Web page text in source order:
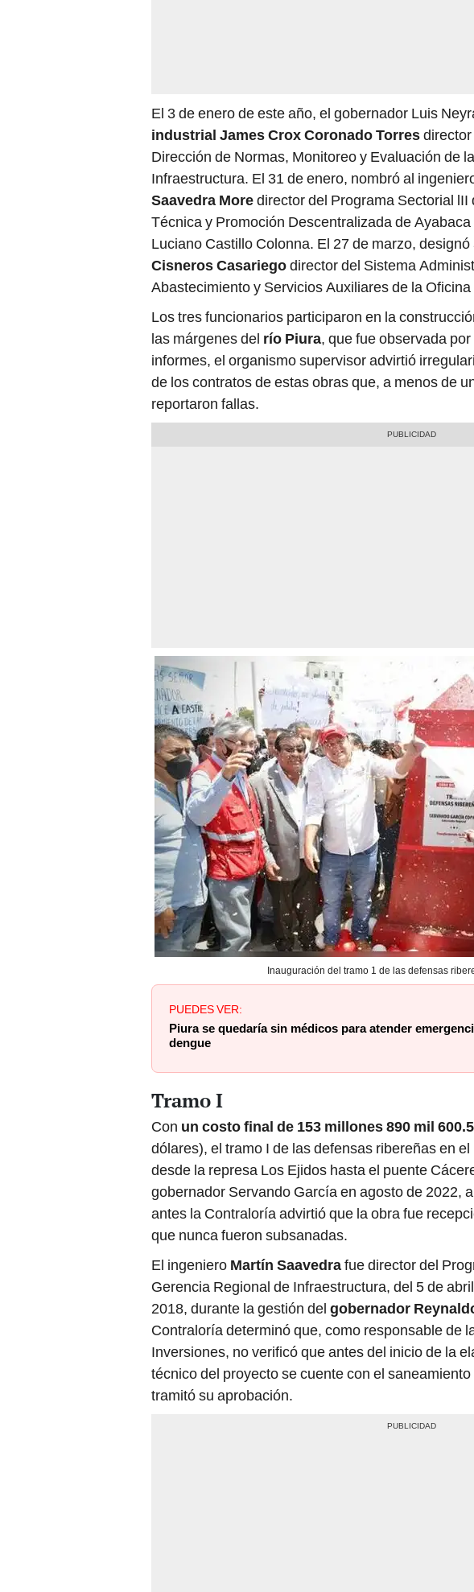
El 3 de enero de este año, el gobernador Luis
industrial James Crox Coronado Torres
Dirección de Normas, Monitoreo y Evaluación de
Infraestructura. El 31 de enero, nombró al
Saavedra Moredirector del Programa Sectorial
Técnica y Promoción Descentralizada de
Luciano Castillo Colonna. El 27 de marzo, designó
Cisneros Casariegodirector del Sistema
Abastecimiento y Servicios Auxiliares de la
Los tres funcionarios participaron en la
las márgenes del río Piura, que fue observada
informes, el organismo supervisor advirtió
de los contratos de estas obras que, a menos de
reportaron fallas.
Inauguración del tramo 1 de las defensas
PUEDES VER:
Piura se quedaría sin médicos para atender
dengue
Tramo I
Con un costo final de 153 millones 890 mil
dólares), el tramo I de las defensas ribereñas en
desde la represa Los Ejidos hasta el puente
gobernador Servando García en agosto de 2022,
antes la Contraloría advirtió que la obra fue
que nunca fueron subsanadas.
El ingeniero Martín Saavedrafue director del
Gerencia Regional de Infraestructura, del 5 de
2018, durante la gestión del gobernador
Contraloría determinó que, como responsable de
Inversiones, no verificó que antes del inicio de la
técnico del proyecto se cuente con el
tramitó su aprobación.